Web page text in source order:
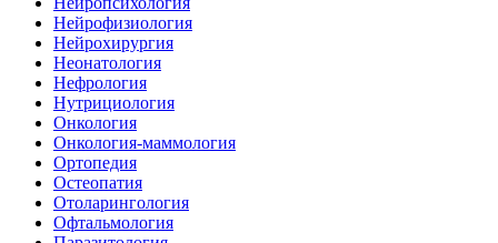
Нейрофизиология
Нейрохирургия
Неонатология
Нефрология
Нутрициология
Онкология
Онкология-маммология
Ортопедия
Остеопатия
Отоларингология
Офтальмология